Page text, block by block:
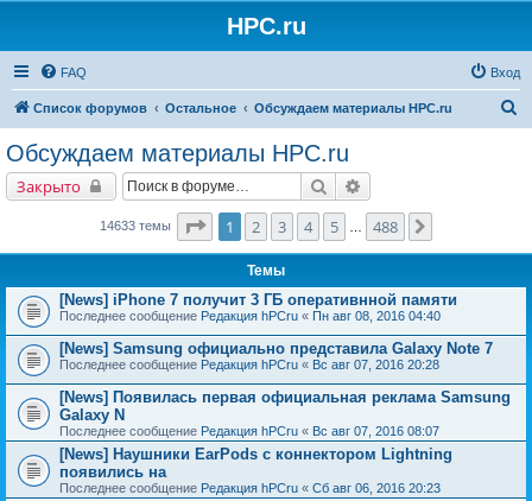
HPC.ru
FAQ Вход
Список форумов Остальное Обсуждаем материалы HPC.ru
Обсуждаем материалы HPC.ru
Закрыто Поиск
14633 темы Страница1 из 488
1 2 3 4 5 488
Темы
[News] iPhone 7 получит 3 ГБ оперативнной памяти
Последнее сообщение Редакция hPCru « Пн авг 08, 2016 04:40
[News] Samsung официально представила Galaxy Note 7
Последнее сообщение Редакция hPCru « Вс авг 07, 2016 20:28
[News] Появилась первая официальная реклама Samsung
Galaxy N
Последнее сообщение Редакция hPCru « Вс авг 07, 2016 08:07
[News] Наушники EarPods с коннектором Lightning
появились на
Последнее сообщение Редакция hPCru « Сб авг 06, 2016 20:23